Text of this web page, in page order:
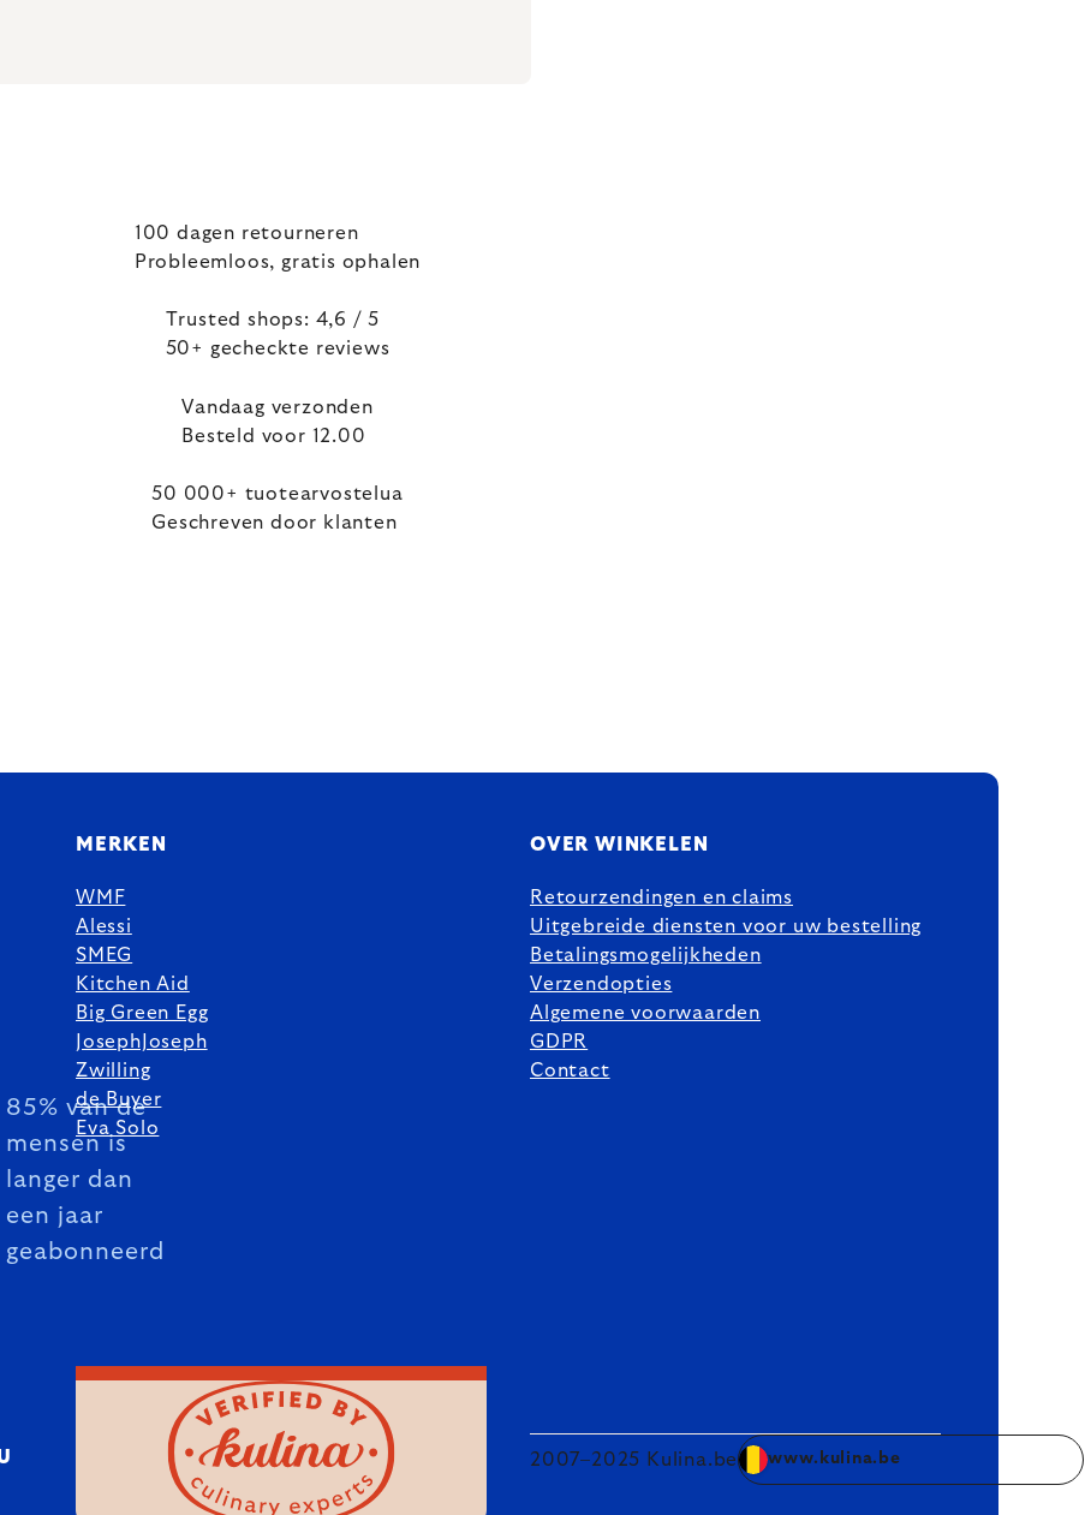
100 dagen retourneren
Probleemloos, gratis ophalen
Trusted shops: 4,6 / 5
50+ gecheckte reviews
Vandaag verzonden
Besteld voor 12.00
50 000+ tuotearvostelua
Geschreven door klanten
85% van de
mensen is
langer dan
een jaar
geabonneerd
MERKEN
WMF
Alessi
SMEG
Kitchen Aid
Big Green Egg
JosephJoseph
Zwilling
de Buyer
Eva Solo
OVER WINKELEN
Retourzendingen en claims
Uitgebreide diensten voor uw bestelling
Betalingsmogelijkheden
Verzendopties
Algemene voorwaarden
GDPR
Contact
2007–2025 Kulina.be www.kulina.be